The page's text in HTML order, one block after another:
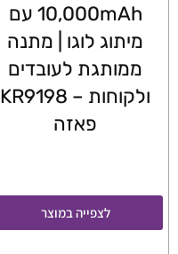
10,000mAh עם
מיתוג לוגו | מתנה
ממותגת לעובדים
ולקוחות – KR9198
פאזה
לצפייה במוצר